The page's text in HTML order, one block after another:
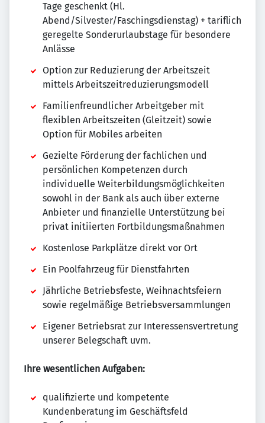
Tage geschenkt (Hl.
Abend/Silvester/Faschingsdienstag) + tariflich
geregelte Sonderurlaubstage für besondere
Anlässe
Option zur Reduzierung der Arbeitszeit
mittels Arbeitszeitreduzierungsmodell
Familienfreundlicher Arbeitgeber mit
flexiblen Arbeitszeiten (Gleitzeit) sowie
Option für Mobiles arbeiten
Gezielte Förderung der fachlichen und
persönlichen Kompetenzen durch
individuelle Weiterbildungsmöglichkeiten
sowohl in der Bank als auch über externe
Anbieter und finanzielle Unterstützung bei
privat initiierten Fortbildungsmaßnahmen
Kostenlose Parkplätze direkt vor Ort
Ein Poolfahrzeug für Dienstfahrten
Jährliche Betriebsfeste, Weihnachtsfeiern
sowie regelmäßige Betriebsversammlungen
Eigener Betriebsrat zur Interessensvertretung
unserer Belegschaft uvm.
Ihre wesentlichen Aufgaben:
qualifizierte und kompetente
Kundenberatung im Geschäftsfeld